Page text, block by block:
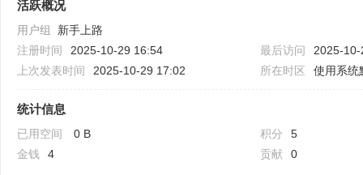
活跃概况
用户组 新手上路
注册时间
2025-10-29 16:54 最后访问
2025-
上次发表时间
2025-10-29 17:02 所在时区 使用系统
统计信息
已用空间 0 B 积分
5
金钱
4 贡献 0